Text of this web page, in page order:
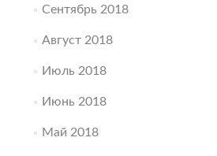
Сентябрь 2018
Август 2018
Июль 2018
Июнь 2018
Май 2018